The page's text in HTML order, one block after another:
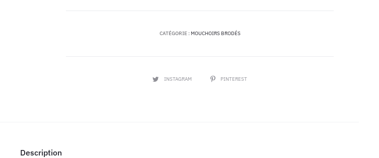
CATÉGORIE : MOUCHOIRS BRODÉS
PARTAGERINSTAGRAM PINTEREST
Description